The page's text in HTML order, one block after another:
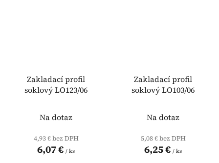
Zakladací profil
soklový LO123/06
Na dotaz
4,93 € bez DPH
6,07 € / ks
Zakladací profil
soklový LO103/06
Na dotaz
5,08 € bez DPH
6,25 € / ks